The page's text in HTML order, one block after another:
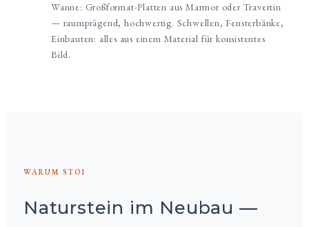
Wanne: Großformat-Platten aus Marmor oder Travertin
— raumprägend, hochwertig. Schwellen, Fensterbänke,
Einbauten: alles aus einem Material für konsistentes
Bild.
WARUM STOI
Naturstein im Neubau —